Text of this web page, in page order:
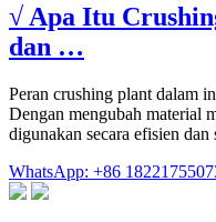
√ Apa Itu
dan …
Peran crushing plant dalam
Dengan mengubah material
digunakan secara efisien
WhatsApp: +86